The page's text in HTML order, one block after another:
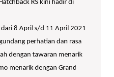
RS kini hadir di
8 April s/d 11 April 2021
perhatian dan rasa
dengan tawaran menarik
menarik dengan Grand